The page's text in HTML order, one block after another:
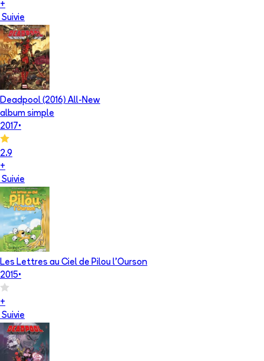
+
Suivie
Deadpool (2016) All-New
album simple
2017 •
2.9
+
Suivie
Les Lettres au Ciel de Pilou l'Ourson
2015•
+
Suivie